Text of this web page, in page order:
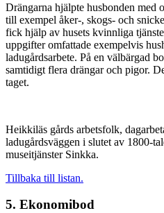
Drängarna hjälpte husbonden med
till exempel åker-, skogs- och
fick hjälp av husets kvinnliga
uppgifter omfattade exempelvis
ladugårdsarbete. På en välbärgad
samtidigt flera drängar och pigor.
taget.
Heikkiläs gårds arbetsfolk,
ladugårdsväggen i slutet av 1800-
museitjänster Sinkka.
Tillbaka till listan.
5. Ekonomibod